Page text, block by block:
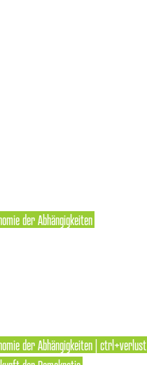
der Abhängigkeiten
der Abhängigkeiten | ctrl+verlust